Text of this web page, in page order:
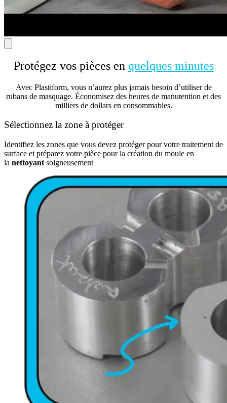
Protégez vos pièces en quelques minutes
Avec Plastiform, vous n’aurez plus jamais besoin d’utiliser de
rubans de masquage. Économisez des heures de manutention et des
milliers de dollars en consommables.
Sélectionnez la zone à protéger
Identifiez les zones que vous devez protéger pour votre traitement de
surface et préparez votre pièce pour la création du moule en
la nettoyant soigneusement